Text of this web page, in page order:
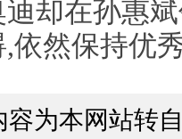
却在孙惠
依然保持优
为本网站转